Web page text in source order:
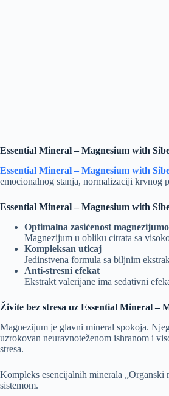
Essential Mineral – Magnesium with
Essential Mineral – Magnesium with
emocionalnog stanja, normalizaciji krvnog
Essential Mineral – Magnesium with
Optimalna zasićenost
Magnezijum u obliku citrata sa
Kompleksan uticaj
Jedinstvena formula sa biljnim
Anti-stresni efekat
Ekstrakt valerijane ima sedativni
Živite bez stresa uz Essential Mineral –
Magnezijum je glavni mineral spokoja.
uzrokovan neuravnoteženom ishranom i
stresa.
Kompleks esencijalnih minerala „Organski
sistemom.